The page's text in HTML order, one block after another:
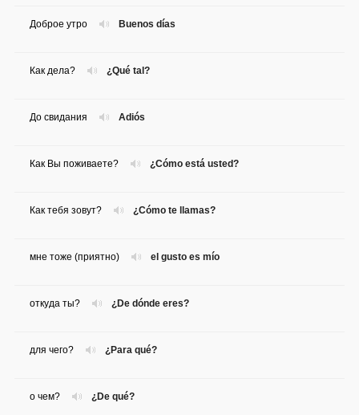
Buenos días
Доброе утро
¿Qué tal?
Как дела?
Adiós
До свидания
¿Cómo está usted?
Как Вы поживаете?
¿Cómo te llamas?
Как тебя зовут?
el gusto es mío
мне тоже (приятно)
¿De dónde eres?
откуда ты?
¿Para qué?
для чего?
¿De qué?
о чем?